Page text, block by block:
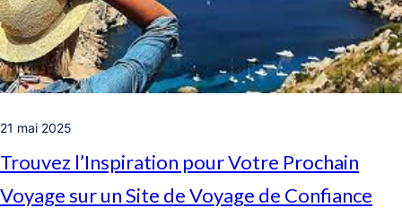
21 mai 2025
Trouvez l’Inspiration pour Votre Prochain
Voyage sur un Site de Voyage de Confiance